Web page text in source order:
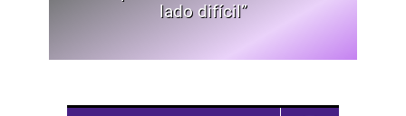
lado difícil”